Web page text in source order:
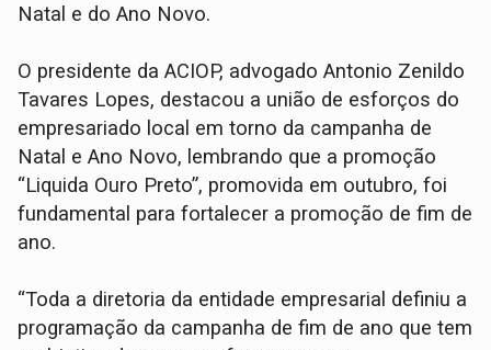
Natal e do Ano Novo.
O presidente da ACIOP, advogado Antonio Zenildo
Tavares Lopes, destacou a união de esforços do
empresariado local em torno da campanha de
Natal e Ano Novo, lembrando que a promoção
“Liquida Ouro Preto”, promovida em outubro, foi
fundamental para fortalecer a promoção de fim de
ano.
“Toda a diretoria da entidade empresarial definiu a
programação da campanha de fim de ano que tem